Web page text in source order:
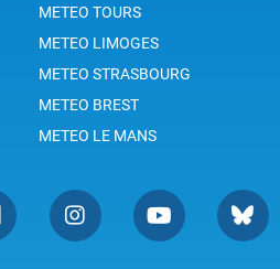
METEO TOURS
METEO LIMOGES
METEO STRASBOURG
METEO BREST
METEO LE MANS